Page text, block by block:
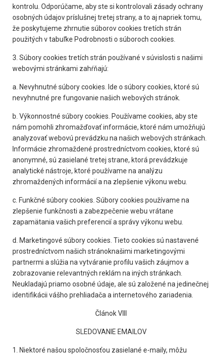
kontrolu. Odporúčame, aby ste si kontrolovali zásady ochrany
osobných údajov príslušnej tretej strany, a to aj napriek tomu,
že poskytujeme zhrnutie súborov cookies tretích strán
použitých v tabuľke Podrobnosti o súboroch cookies.
3. Súbory cookies tretích strán používané v súvislosti s našimi
webovými stránkami zahŕňajú:
a. Nevyhnutné súbory cookies. Ide o súbory cookies, ktoré sú
nevyhnutné pre fungovanie našich webových stránok.
b. Výkonnostné súbory cookies. Používame cookies, aby ste
nám pomohli zhromažďovať informácie, ktoré nám umožňujú
analyzovať webovú prevádzku na našich webových stránkach.
Informácie zhromaždené prostredníctvom cookies, ktoré sú
anonymné, sú zasielané tretej strane, ktorá prevádzkuje
analytické nástroje, ktoré používame na analýzu
zhromaždených informácií a na zlepšenie výkonu webu.
c. Funkčné súbory cookies. Súbory cookies používame na
zlepšenie funkčnosti a zabezpečenie webu vrátane
zapamätania vašich preferencií a správy výkonu webu.
d. Marketingové súbory cookies. Tieto cookies sú nastavené
prostredníctvom našich stránoknašimi marketingovými
partnermi a slúžia na vytváranie profilu vašich záujmov a
zobrazovanie relevantných reklám na iných stránkach.
Neukladajú priamo osobné údaje, ale sú založené na jedinečnej
identifikácii vášho prehliadača a internetového zariadenia.
Článok VIII
SLEDOVANIE EMAILOV
1. Niektoré našou spoločnosťou zasielané e-maily, môžu